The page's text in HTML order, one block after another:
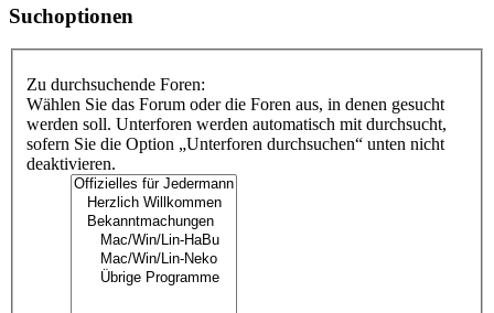
Suchoptionen
Zu durchsuchende Foren:
Wählen Sie das Forum oder die Foren aus, in denen gesucht
werden soll. Unterforen werden automatisch mit durchsucht,
sofern Sie die Option „Unterforen durchsuchen“ unten nicht
deaktivieren.